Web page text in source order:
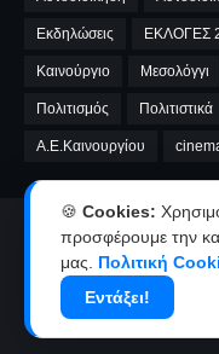
Εκδηλώσεις ΕΚΛΟΓΕΣ
Καινούργιο Μεσολόγγι
Πολιτισμός Πολιτιστικά
A.E.Καινουργίου
Αρχική Ταυτότητα
Copyright ©2026
🍪 Cookies:
προσφέρουμε την
μας. Πολιτική
Εντάξει!